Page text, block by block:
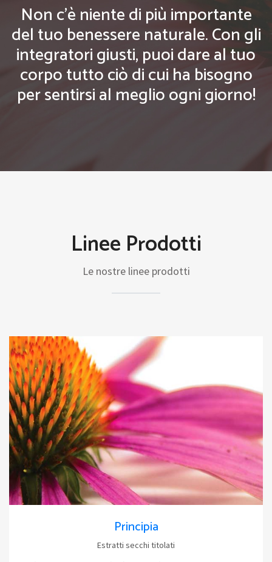
Non c'è niente di più importante
del tuo benessere naturale. Con gli
integratori giusti, puoi dare al tuo
corpo tutto ciò di cui ha bisogno
per sentirsi al meglio ogni giorno!
Linee Prodotti
Le nostre linee prodotti
Principia
Estratti secchi titolati